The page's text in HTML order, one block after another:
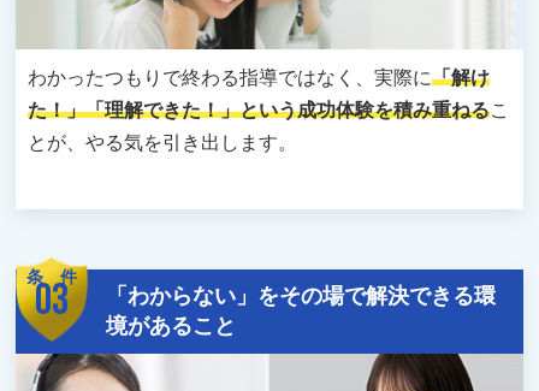
わかったつもりで終わる指導ではなく、実際に「解け
た！」「理解できた！」という成功体験を積み重ねるこ
とが、やる気を引き出します。
条 件
03
「わからない」をその場で解決できる環
境があること